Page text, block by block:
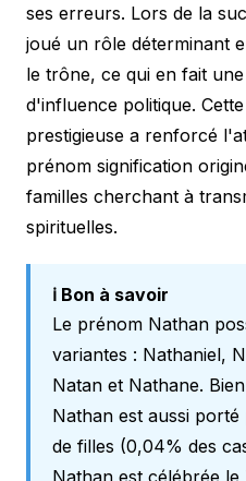
ses erreurs. Lors de la
joué un rôle déterminant
le trône, ce qui en fait
d'influence politique.
prestigieuse a renforcé
prénom signification
familles cherchant à
spirituelles.
ℹ️ Bon à savoir
Le prénom Nathan
variantes : Nathaniel,
Natan et Nathane.
Nathan est aussi
de filles (0,04% des
Nathan est célébrée